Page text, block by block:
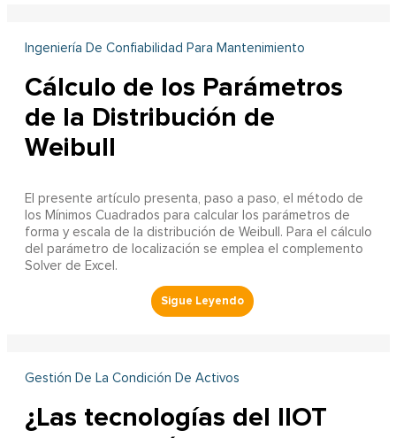
Ingeniería De Confiabilidad Para Mantenimiento
Cálculo de los Parámetros
de la Distribución de
Weibull
El presente artículo presenta, paso a paso, el método de
los Mínimos Cuadrados para calcular los parámetros de
forma y escala de la distribución de Weibull. Para el cálculo
del parámetro de localización se emplea el complemento
Solver de Excel.
Gestión De La Condición De Activos
¿Las tecnologías del IIOT